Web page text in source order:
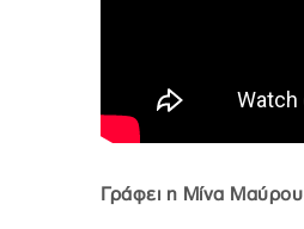
Γράφει η Μίνα Μαύρου